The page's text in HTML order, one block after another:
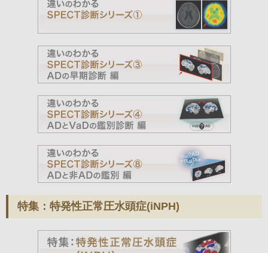
特集：特発性正常圧水頭症(iNPH)